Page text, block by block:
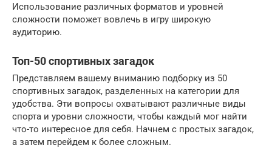
Использование различных форматов и уровней
сложности поможет вовлечь в игру широкую
аудиторию.
Топ-50 спортивных загадок
Представляем вашему вниманию подборку из 50
спортивных загадок, разделенных на категории для
удобства. Эти вопросы охватывают различные виды
спорта и уровни сложности, чтобы каждый мог найти
что-то интересное для себя. Начнем с простых загадок,
а затем перейдем к более сложным.